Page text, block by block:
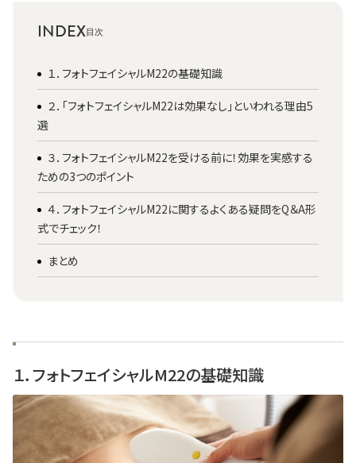
INDEX
１．フォトフェイシャルM22の基礎知識
２．「フォトフェイシャルM22は効果なし」といわれる理由5
選
３．フォトフェイシャルM22を受ける前に！効果を実感する
ための3つのポイント
４．フォトフェイシャルM22に関するよくある疑問をQ＆A形
式でチェック！
まとめ
１．フォトフェイシャルM22の基礎知識